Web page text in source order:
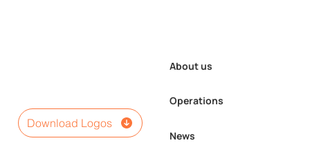
Download Logos
About us
Operations
News